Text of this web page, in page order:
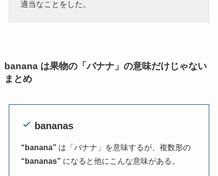
適当なことをした。
banana は果物の「バナナ」の意味だけじゃない
まとめ
bananas
“banana” は「バナナ」を意味するが、複数形の
“bananas” になると他にこんな意味がある。